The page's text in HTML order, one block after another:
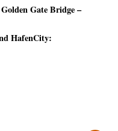
Gate Bridge –
HafenCity: